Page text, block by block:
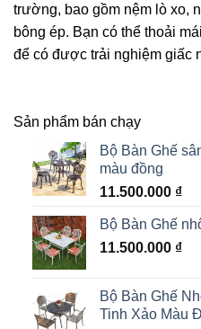
trường, bao gồm nệm lò xo,
bông ép. Bạn có thể thoải
để có được trải nghiệm giấc
Sản phẩm bán chạy
Bộ Bàn Ghế
màu đồng
11.500.000 ₫
Bộ Bàn Ghế
11.500.000 ₫
Bộ Bàn Ghế
Tinh Xảo Màu